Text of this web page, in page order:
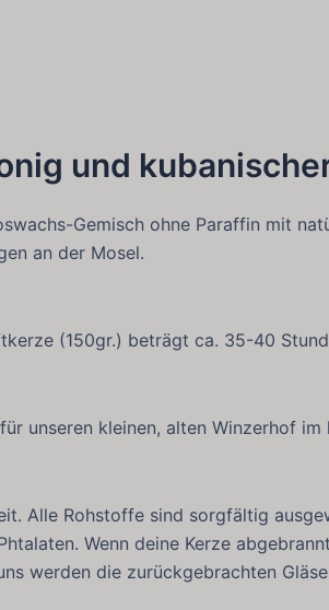
und
Gemisch ohne Paraffin mit
an der Mosel.
(150gr.) beträgt ca. 35-40
unseren kleinen, alten Winzerhof
Alle Rohstoffe sind sorgfältig
Wenn deine Kerze
werden die zurückgebrachten